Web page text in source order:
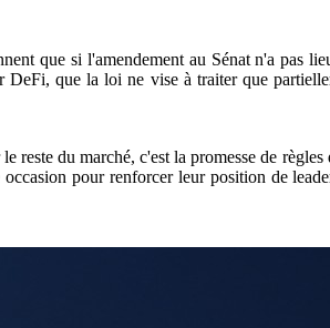
que si l'amendement au Sénat n'a pas
que la loi ne vise à traiter que
du marché, c'est la promesse de règles
pour renforcer leur position de